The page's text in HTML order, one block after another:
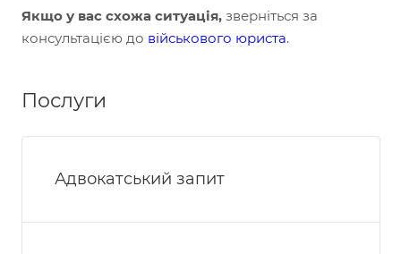
Якщо у вас схожа ситуація, зверніться за
консультацією до військового юриста.
Послуги
Адвокатський запит